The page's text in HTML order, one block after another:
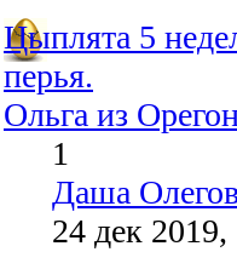
Цыплята 5
перья.
Ольга из
1
Даша
24 дек